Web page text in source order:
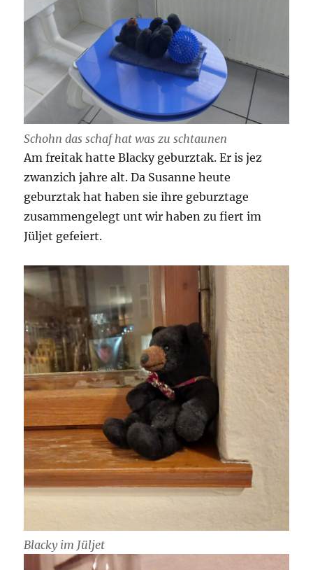
Schohn das schaf hat was zu schtaunen
Am freitak hatte Blacky geburztak. Er is jez
zwanzich jahre alt. Da Susanne heute
geburztak hat haben sie ihre geburztage
zusammengelegt unt wir haben zu fiert im
Jüljet gefeiert.
Blacky im Jüljet